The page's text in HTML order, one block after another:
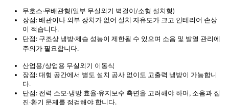
무호스·무배관형(일부 무실외기 벽걸이/소형 설치형)
장점: 배관이나 외부 장치가 없어 설치 자유도가 크고 인테리어 손상
이 적습니다.
단점: 구조상 냉방·제습 성능이 제한될 수 있으며 소음 및 발열 관리에
주의가 필요합니다.
산업용/상업용 무실외기 이동식
장점: 대형 공간에서 별도 설치 공사 없이도 고출력 냉방이 가능합니
다.
단점: 전력 소모·냉방 효율·유지보수 측면을 고려해야 하며, 소음과 집
진·환기 문제를 점검해야 합니다.